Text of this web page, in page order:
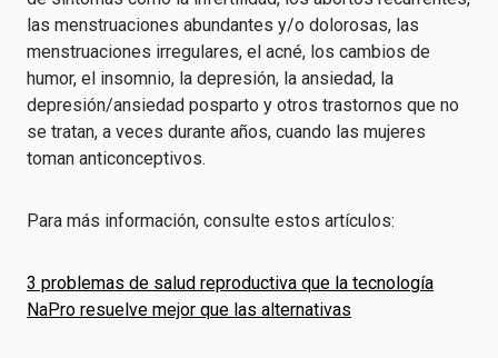
las menstruaciones abundantes y/o dolorosas, las
menstruaciones irregulares, el acné, los cambios de
humor, el insomnio, la depresión, la ansiedad, la
depresión/ansiedad posparto y otros trastornos que no
se tratan, a veces durante años, cuando las mujeres
toman anticonceptivos.
Para más información, consulte estos artículos:
3 problemas de salud reproductiva que la tecnología
NaPro resuelve mejor que las alternativas